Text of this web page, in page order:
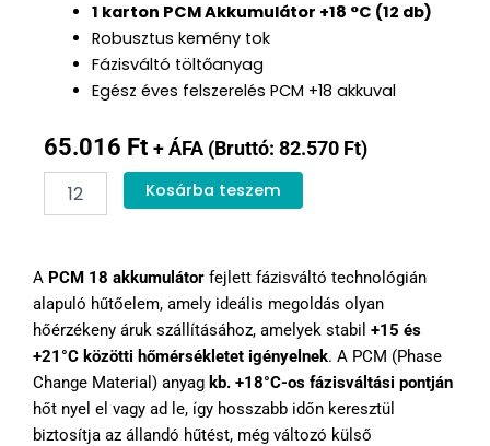
1 karton PCM Akkumulátor +18 °C (12 db)
Robusztus kemény tok
Fázisváltó töltőanyag
Egész éves felszerelés PCM +18 akkuval
65.016 Ft + ÁFA (Bruttó: 82.570 Ft)
PCM
Akkumulátor
mennyiség
Kosárba teszem
A PCM 18 akkumulátor fejlett fázisváltó technológián
alapuló hűtőelem, amely ideális megoldás olyan
hőérzékeny áruk szállításához, amelyek stabil +15 és
+21°C közötti hőmérsékletet igényelnek. A PCM (Phase
Change Material) anyag kb. +18°C-os fázisváltási pontján
hőt nyel el vagy ad le, így hosszabb időn keresztül
biztosítja az állandó hűtést, még változó külső